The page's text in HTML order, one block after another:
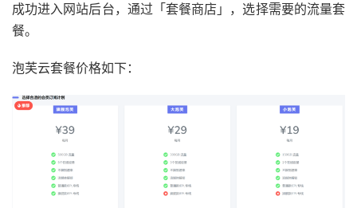
成功进入网站后台，通过「套餐商店」，选择需要的流量套
餐。
泡芙云套餐价格如下：